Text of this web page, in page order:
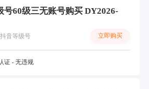
号60级三无账号购买 DY2026-
音等级号 立即购买
证 - 无违规